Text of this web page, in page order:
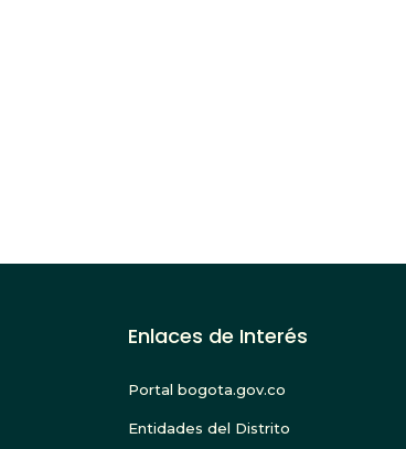
Enlaces de Interés
Portal bogota.gov.co
Entidades del Distrito